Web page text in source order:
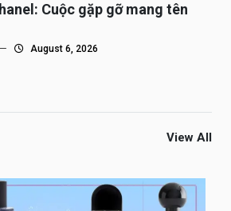
Cuộc gặp gỡ mang tên
August 6, 2026
View All